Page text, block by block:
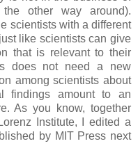
other way around).
scientists with a different
like scientists can give
that is relevant to their
does not need a new
among scientists about
findings amount to an
As you know, together
Institute, I edited a
by MIT Press next